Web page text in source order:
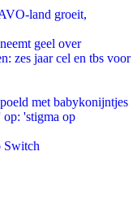
land groeit,
geel over
zes jaar cel en tbs voor
met babykonijntjes
'stigma op
Switch